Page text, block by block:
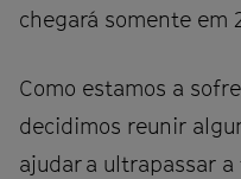
chegará somente em
Como estamos a
decidimos reunir
ajudar a ultrapassar